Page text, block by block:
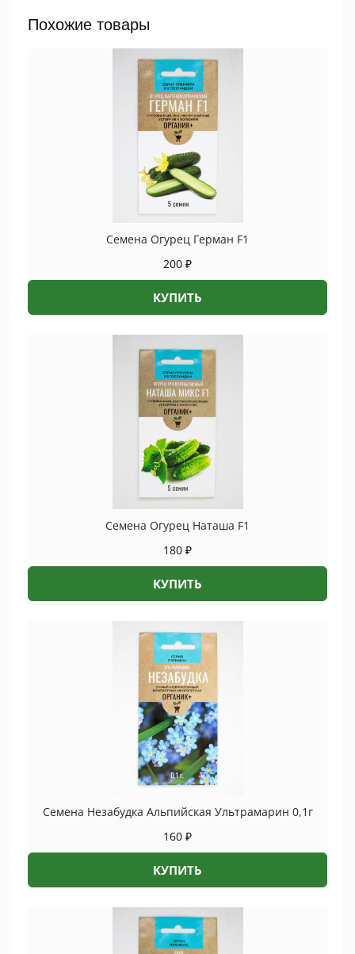
Похожие товары
Семена Огурец Герман F1
200 ₽
КУПИТЬ
Семена Огурец Наташа F1
180 ₽
КУПИТЬ
Семена Незабудка Альпийская Ультрамарин 0,1г
160 ₽
КУПИТЬ